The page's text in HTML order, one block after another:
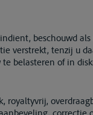
beschouwd
verstrekt, tenzij u
belasteren of in